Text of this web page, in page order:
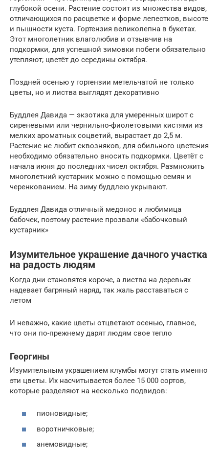
глубокой осени. Растение состоит из множества видов,
отличающихся по расцветке и форме лепестков, высоте
и пышности куста. Гортензия великолепна в букетах.
Этот многолетник влаголюбив и отзывчив на
подкормки, для успешной зимовки побеги обязательно
утепляют; цветёт до середины октября.
Поздней осенью у гортензии метельчатой не только
цветы, но и листва выглядят декоративно
Буддлея Давида — экзотика для умеренных широт с
сиреневыми или чернильно-фиолетовыми кистями из
мелких ароматных соцветий, вырастает до 2,5 м.
Растение не любит сквозняков, для обильного цветения
необходимо обязательно вносить подкормки. Цветёт с
начала июня до последних чисел октября. Размножить
многолетний кустарник можно с помощью семян и
черенкованием. На зиму буддлею укрывают.
Буддлея Давида отличный медонос и любимица
бабочек, поэтому растение прозвали «бабочковый
кустарник»
Изумительное украшение дачного участка
на радость людям
Когда дни становятся короче, а листва на деревьях
надевает багряный наряд, так жаль расставаться с
летом
И неважно, какие цветы отцветают осенью, главное,
что они по-прежнему дарят людям свое тепло
Георгины
Изумительным украшением клумбы могут стать именно
эти цветы. Их насчитывается более 15 000 сортов,
которые разделяют на несколько подвидов:
пионовидные;
воротничковые;
анемовидные;